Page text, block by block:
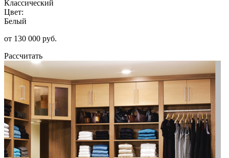
Классический
Цвет:
Белый
от 130 000 руб.
Рассчитать